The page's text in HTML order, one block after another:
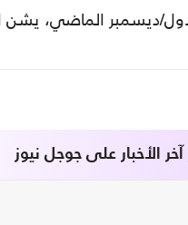
ديسمبر الماضي، يشن
آخر الأخبار على جوجل نيوز